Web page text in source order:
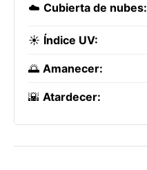
☁️ Cubierta de nubes:
☀️ Índice UV:
🌅 Amanecer:
🌇 Atardecer: